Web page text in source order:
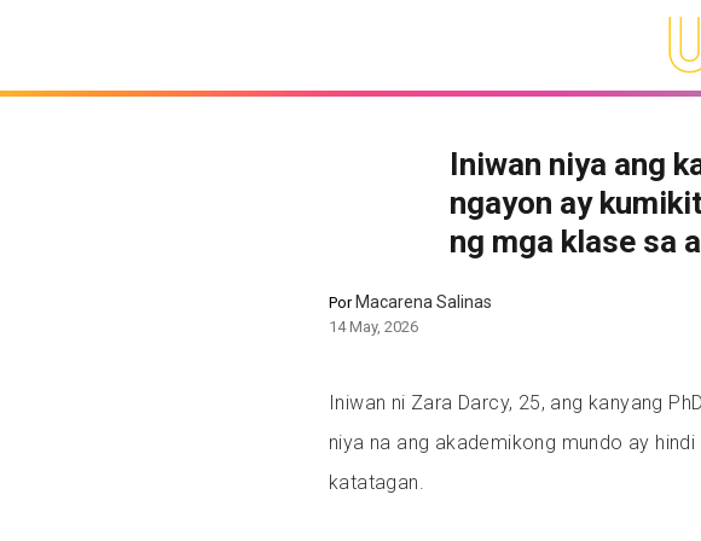
Iniwan niya ang
ngayon ay
ng mga klase sa
PorMacarena Salinas
14 May, 2026
Iniwan ni Zara Darcy, 25, ang kanyang
niya na ang akademikong mundo ay
katatagan.